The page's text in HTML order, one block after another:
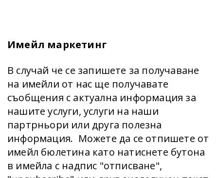
Имейл маркетинг
В случай че се запишете за получаване
на имейли от нас ще получавате
съобщения с актуална информация за
нашите услуги, услуги на наши
партрньори или друга полезна
информация. Можете да се отпишете от
имейл бюлетина като натиснете бутона
в имейла с надпис "отписване",